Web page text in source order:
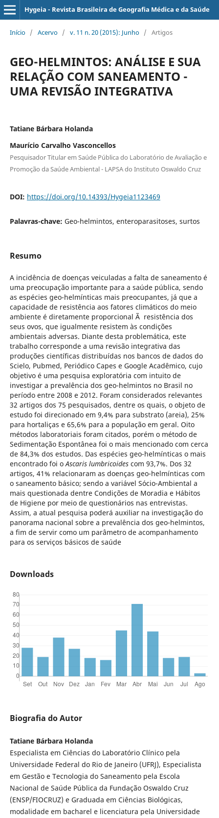
Hygeia - Revista Brasileira de Geografia Médica e da Saúde
Início / Acervo / v. 11 n. 20 (2015): Junho / Artigos
GEO-HELMINTOS: ANÁLISE E SUA
RELAÇÃO COM SANEAMENTO -
UMA REVISÃO INTEGRATIVA
Tatiane Bárbara Holanda
Maurício Carvalho Vasconcellos
Pesquisador Titular em Saúde Pública do Laboratório de Avaliação e
Promoção da Saúde Ambiental - LAPSA do Instituto Oswaldo Cruz
DOI: https://doi.org/10.14393/Hygeia1123469
Palavras-chave: Geo-helmintos, enteroparasitoses, surtos
Resumo
A incidência de doenças veiculadas a falta de saneamento é
uma preocupação importante para a saúde pública, sendo
as espécies geo-helmínticas mais preocupantes, já que a
capacidade de resistência aos fatores climáticos do meio
ambiente é diretamente proporcional Ã resistência dos
seus ovos, que igualmente resistem às condições
ambientais adversas. Diante desta problemática, este
trabalho corresponde a uma revisão integrativa das
produções científicas distribuídas nos bancos de dados do
Scielo, Pubmed, Periódico Capes e Google Acadêmico, cujo
objetivo é uma pesquisa exploratória com intuito de
investigar a prevalência dos geo-helmintos no Brasil no
período entre 2008 e 2012. Foram considerados relevantes
32 artigos dos 75 pesquisados, dentre os quais, o objeto de
estudo foi direcionado em 9,4% para substrato (areia), 25%
para hortaliças e 65,6% para a população em geral. Oito
métodos laboratoriais foram citados, porém o método de
Sedimentação Espontânea foi o mais mencionado com cerca
de 84,3% dos estudos. Das espécies geo-helmínticas o mais
encontrado foi oAscaris lumbricoidescom 93,7%. Dos 32
artigos, 41% relacionaram as doenças geo-helmínticas com
o saneamento básico; sendo a variável Sócio-Ambiental a
mais questionada dentre Condições de Moradia e Hábitos
de Higiene por meio de questionários nas entrevistas.
Assim, a atual pesquisa poderá auxiliar na investigação do
panorama nacional sobre a prevalência dos geo-helmintos,
a fim de servir como um parâmetro de acompanhamento
para os serviços básicos de saúde
Downloads
Biografia do Autor
Tatiane Bárbara Holanda
Especialista em Ciências do Laboratório Clínico pela
Universidade Federal do Rio de Janeiro (UFRJ), Especialista
em Gestão e Tecnologia do Saneamento pela Escola
Nacional de Saúde Pública da Fundação Oswaldo Cruz
(ENSP/FIOCRUZ) e Graduada em Ciências Biológicas,
modalidade em bacharel e licenciatura pela Universidade